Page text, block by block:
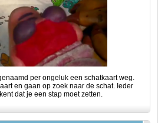
per ongeluk een schatkaart weg.
en gaan op zoek naar de schat. Ieder
dat je een stap moet zetten.